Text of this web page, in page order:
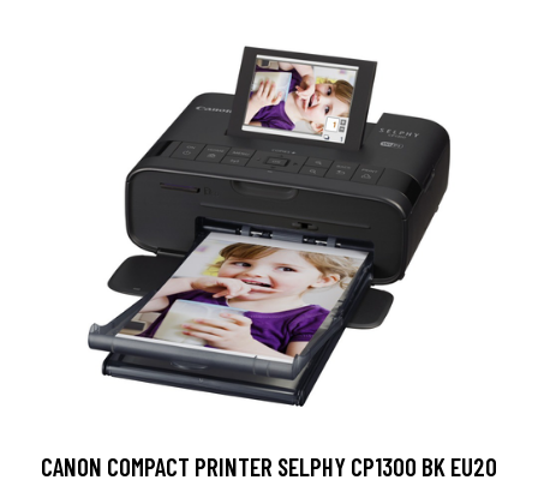
CANON COMPACT PRINTER SELPHY CP1300 BK EU20